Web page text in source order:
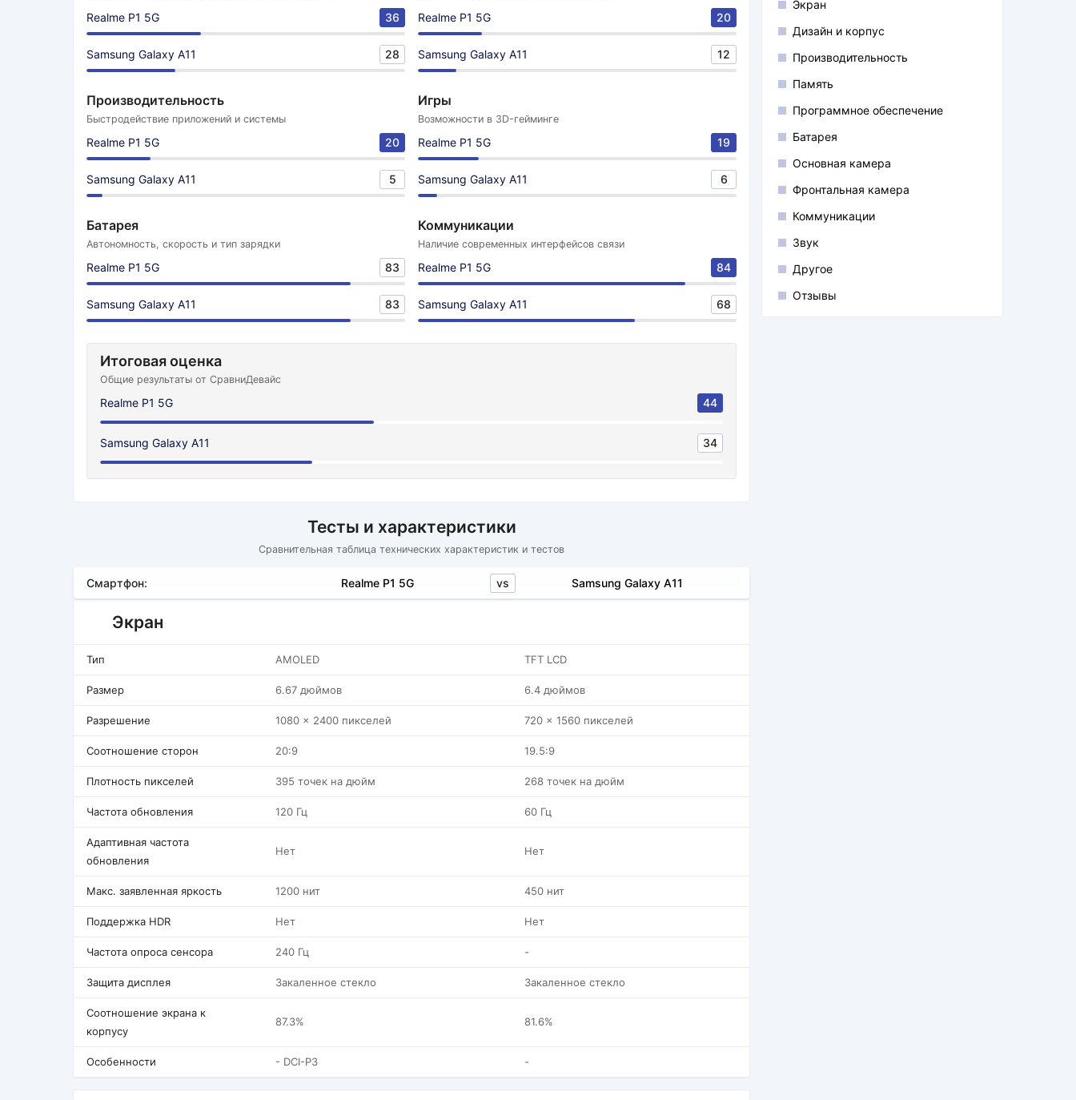
Realme P1 5G 36
Samsung Galaxy A11 28
Realme P1 5G 20
Samsung Galaxy A11 12
Производительность
Быстродействие приложений и системы
Realme P1 5G 20
Samsung Galaxy A11 5
Игры
Возможности в 3D-гейминге
Realme P1 5G 19
Samsung Galaxy A11 6
Батарея
Автономность, скорость и тип зарядки
Realme P1 5G 83
Samsung Galaxy A11 83
Коммуникации
Наличие современных интерфейсов связи
Realme P1 5G 84
Samsung Galaxy A11 68
Итоговая оценка
Общие результаты от СравниДевайс
Realme P1 5G 44
Samsung Galaxy A11 34
Тесты и характеристики
Сравнительная таблица технических характеристик и тестов
Смартфон: Realme P1 5G vs Samsung Galaxy A11
Экран
Тип AMOLED TFT LCD
Размер 6.67 дюймов 6.4 дюймов
Разрешение 1080 x 2400 пикселей 720 x 1560 пикселей
Соотношение сторон 20:9 19.5:9
Плотность пикселей 395 точек на дюйм 268 точек на дюйм
Частота обновления 120 Гц 60 Гц
Адаптивная частота
обновления
Нет Нет
Макс. заявленная яркость 1200 нит 450 нит
Поддержка HDR Нет Нет
Частота опроса сенсора 240 Гц -
Защита дисплея Закаленное стекло Закаленное стекло
Соотношение экрана к
корпусу
87.3% 81.6%
Особенности - DCI-P3 -
Экран
Дизайн и корпус
Производительность
Память
Программное обеспечение
Батарея
Основная камера
Фронтальная камера
Коммуникации
Звук
Другое
Отзывы